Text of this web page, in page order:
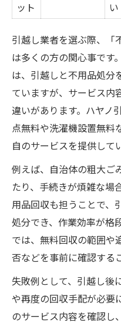
引越し業者で
引越し業者の
同時に進む不用品
不用品回収も
スト
引越し業者選
同時進行で引
引越し業者の
賢く利用したい引
引越し業者の
不用品回収3点
洗濯機設置無料
無料サービス
引越し業者で
引越しと不用品回
ット
い
引越し業者を選ぶ際、「
は多くの方の関心事です
は、引越しと不用品処分
ていますが、サービス内
違いがあります。ハヤノ
点無料や洗濯機設置無料
自のサービスを提供して
例えば、自治体の粗大ご
たり、手続きが煩雑な場
用品回収も担うことで、
処分でき、作業効率が格
では、無料回収の範囲や
否などを事前に確認する
失敗例として、引越し後
や再度の回収手配が必要
のサービス内容を確認し